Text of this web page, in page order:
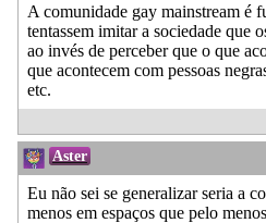
A comunidade gay mainstream é
tentassem imitar a sociedade que
ao invés de perceber que o que
que acontecem com pessoas
etc.
Aster
Eu não sei se generalizar seria a
menos em espaços que pelo